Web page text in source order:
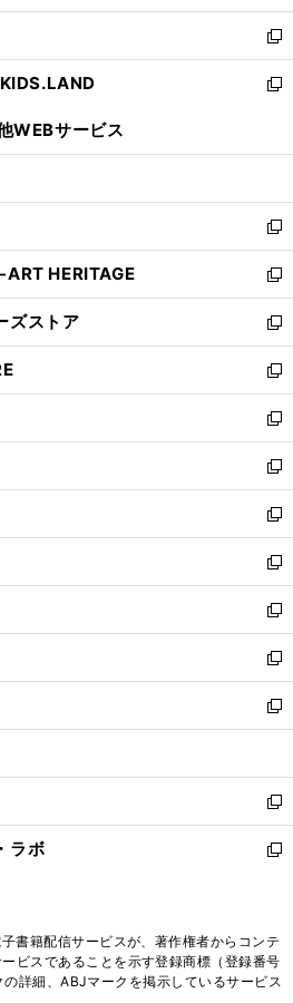
開
く
ウ
で
開
く
ン
ド
ウ
で
ウ
ィ
ン
ド
開
新
し
い
ン
ウ
で
開
く
新
ウ
ン
ド
ウ
で
開
く
WEBサービス
新
し
い
ウ
ィ
ン
ド
ウ
で
開
く
HERITAGE
新
し
い
ウ
ィ
ン
ド
ウ
で
開
く
ズストア
新
し
い
ウ
ィ
ン
ド
ウ
で
開
く
新
し
い
ウ
ィ
ン
ド
ウ
で
開
く
新
し
い
ウ
ィ
ン
ド
ウ
で
開
く
新
し
い
ウ
ィ
ン
ド
ウ
で
開
く
新
し
い
ウ
ィ
ン
ド
ウ
で
開
新
し
い
ウ
ィ
ン
ド
ウ
開
く
新
し
い
ウ
ィ
ン
ウ
で
開
く
新
し
い
ウ
ン
ド
ウ
で
新
し
ウ
ィ
ン
ド
く
新
し
い
ド
ウ
で
ラボ
新
ィ
ン
書籍配信サービスが、著作権者からコンテ
ビスであることを示す登録商標（登録番号
詳細、ABJマークを掲示しているサービス